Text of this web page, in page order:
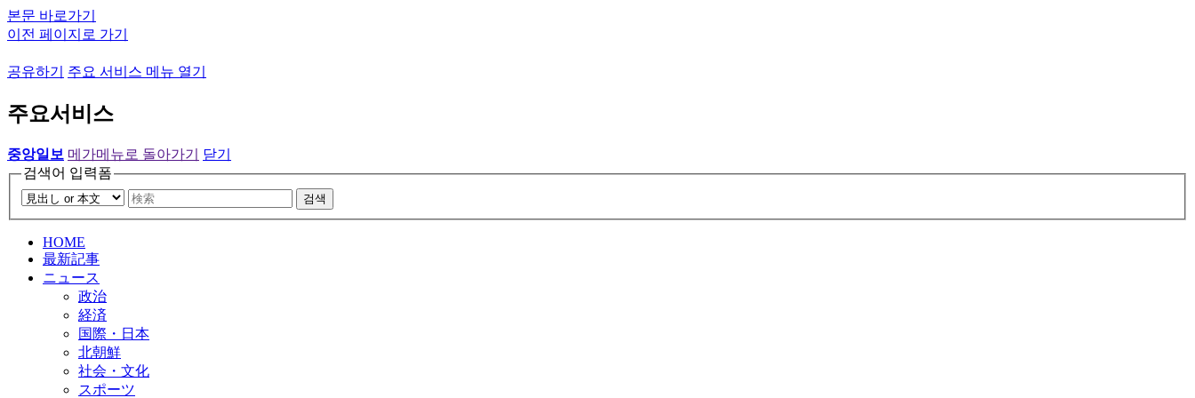
본문 바로가기
이전 페이지로 가기
공유하기 주요 서비스 메뉴 열기
주요서비스
중앙일보 메가메뉴로 돌아가기
닫기
검색어 입력폼
검색
HOME
最新記事
ニュース
政治
経済
国際・日本
北朝鮮
社会・文化
スポーツ